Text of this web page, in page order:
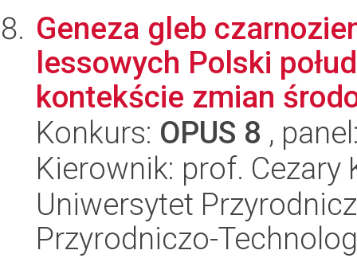
Geneza gleb
lessowych Polski
kontekście zmian
Konkurs: OPUS 8 ,
Kierownik: prof. Cezary
Uniwersytet
Przyrodniczo-